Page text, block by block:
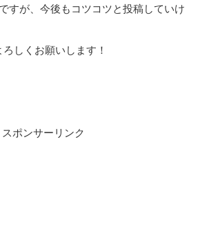
すが、今後もコツコツと投稿していけ
しくお願いします！
スポンサーリンク